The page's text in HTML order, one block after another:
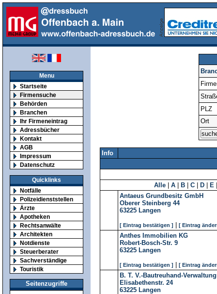
Menu
Startseite
Firmensuche
Behörden
Branchen
Ihr Firmeneintrag
Adressbücher
Kontakt
AGB
Impressum
Datenschutz
Quicklinks
Notfälle
Polizeidienststellen
Ärzte
Apotheken
Rechtsanwälte
Architekten
Notdienste
Steuerberater
Sachverständige
Touristik
Seitenzugriffe
PLZ
Ort
Info
Alle A B C D E
Antaeus Grundbesitz GmbH
Oberer Steinberg 44
63225 Langen
[ Eintrag bestätigen ] [ Eintrag
Anthes Immobilien KG
Robert-Bosch-Str. 9
63225 Langen
[ Eintrag bestätigen ] [ Eintrag
B. T. V.-Bautreuhand-
Elisabethenstr. 24
63225 Langen